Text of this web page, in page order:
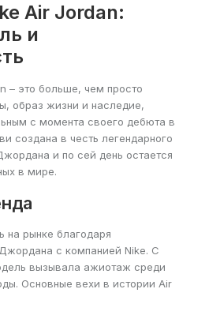
Air Jordan:
и
– это больше, чем просто
образ жизни и наследие,
с момента своего дебюта в
создана в честь легендарного
и по сей день остается
в мире.
на рынке благодаря
с компанией Nike. С
вызывала ажиотаж среди
Основные вехи в истории Air